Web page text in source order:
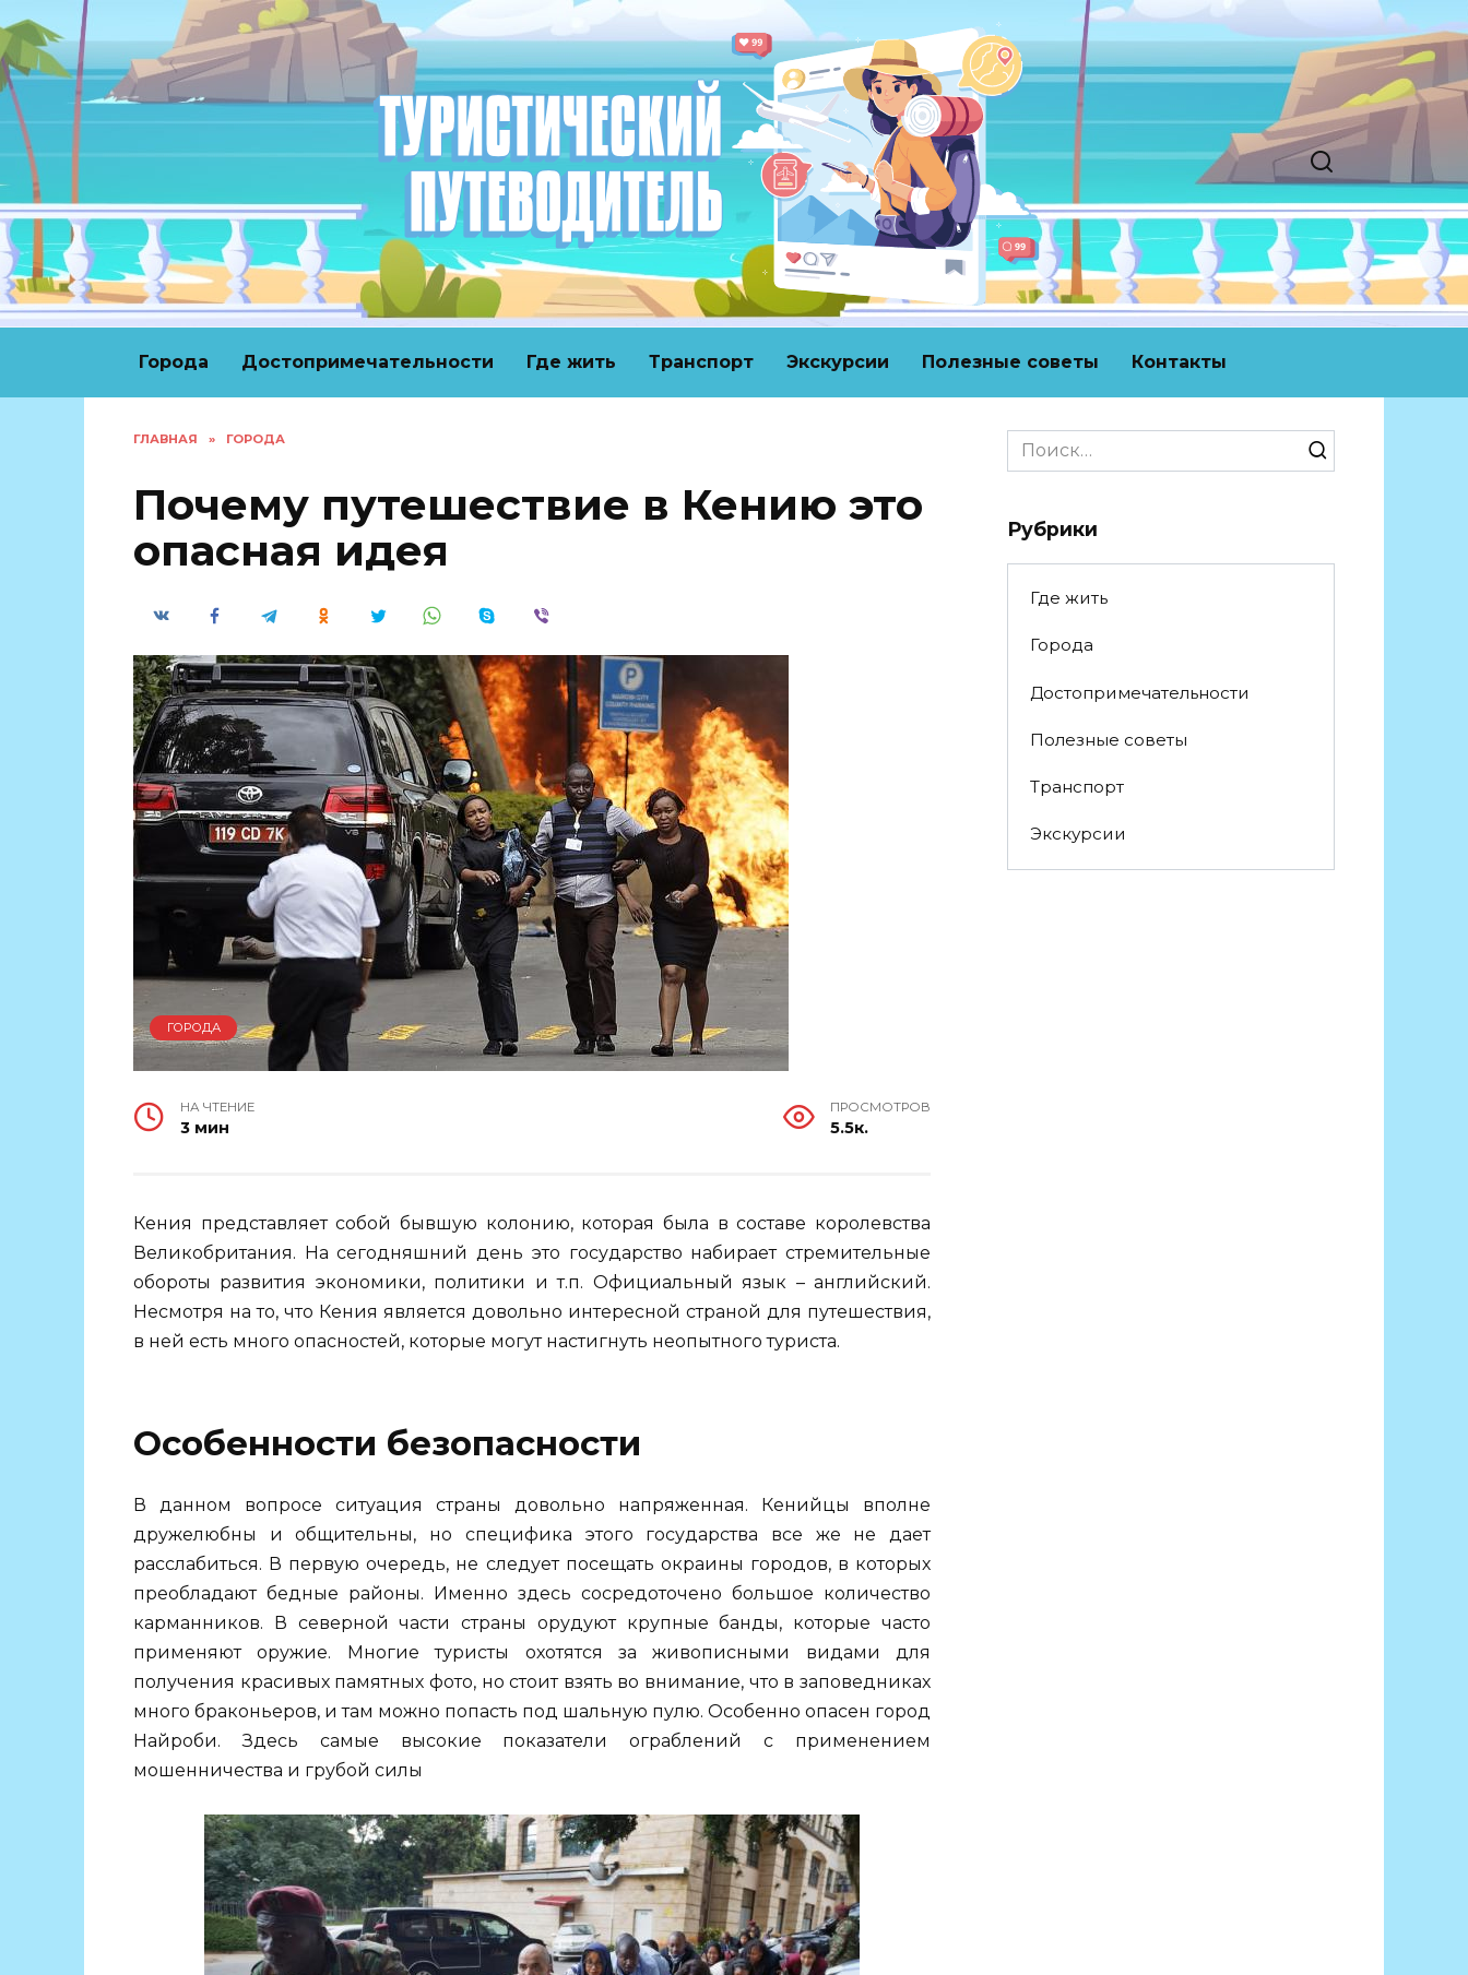
к
содержанию
Города Достопримечательности Где жить Транспорт Экскурсии Полезные советы Контакты
ГЛАВНАЯ » ГОРОДА
Почему путешествие в Кению это
опасная идея
ГОРОДА
НА ЧТЕНИЕ
3 мин
ПРОСМОТРОВ
5.5к.
Кения представляет собой бывшую колонию, которая была в составе королевства
Великобритания. На сегодняшний день это государство набирает стремительные
обороты развития экономики, политики и т.п. Официальный язык – английский.
Несмотря на то, что Кения является довольно интересной страной для путешествия,
в ней есть много опасностей, которые могут настигнуть неопытного туриста.
Особенности безопасности
В данном вопросе ситуация страны довольно напряженная. Кенийцы вполне
дружелюбны и общительны, но специфика этого государства все же не дает
расслабиться. В первую очередь, не следует посещать окраины городов, в которых
преобладают бедные районы. Именно здесь сосредоточено большое количество
карманников. В северной части страны орудуют крупные банды, которые часто
применяют оружие. Многие туристы охотятся за живописными видами для
получения красивых памятных фото, но стоит взять во внимание, что в заповедниках
много браконьеров, и там можно попасть под шальную пулю. Особенно опасен город
Найроби. Здесь самые высокие показатели ограблений с применением
мошенничества и грубой силы
Search
for:
Рубрики
Где жить
Города
Достопримечательности
Полезные советы
Транспорт
Экскурсии